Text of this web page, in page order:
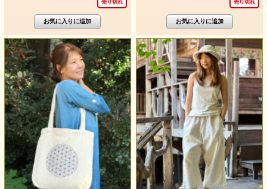
売り切れ 売り切れ